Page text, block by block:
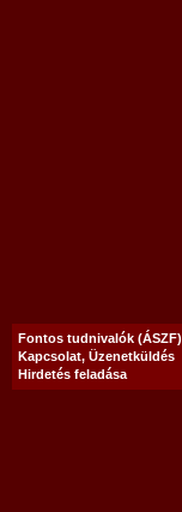
Fontos tudnivalók (ÁSZF)
Kapcsolat, Üzenetküldés
Hirdetés feladása